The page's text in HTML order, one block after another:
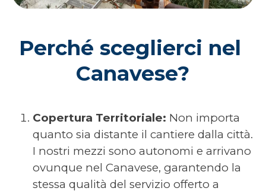
Perché sceglierci nel
Canavese?
Copertura Territoriale: Non importa
quanto sia distante il cantiere dalla città.
I nostri mezzi sono autonomi e arrivano
ovunque nel Canavese, garantendo la
stessa qualità del servizio offerto a